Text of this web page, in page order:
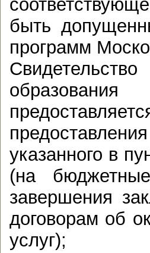
быть
программ
указанного в
(на
завершения
договорам об
услуг);